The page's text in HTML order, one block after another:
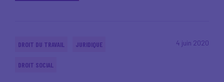
4 juin 2020
DROIT DU TRAVAIL JURIDIQUE
DROIT SOCIAL